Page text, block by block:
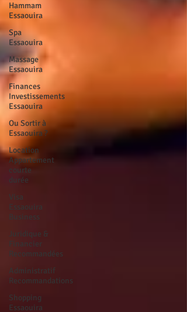
Hammam
Essaouira
Spa
Essaouira
Massage
Essaouira
Finances
Investissements
Essaouira
Ou Sortir à
Essaouira ?
Location
Appartement
courte
durée
Visa
Essaouira
Business
Juridique &
Financier
Recommandées
Administratif
Recommandations
Shopping
Essaouira